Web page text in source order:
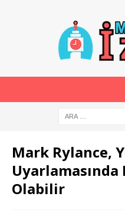
Mark Rylance,
Olabilir